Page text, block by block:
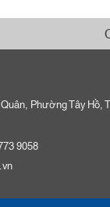
Phường Tây Hồ,
9058